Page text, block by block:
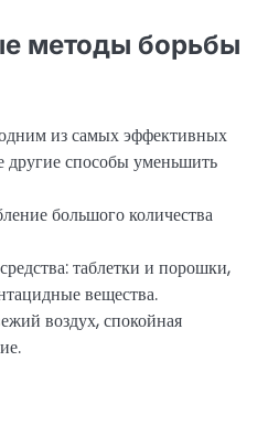
методы борьбы
из самых эффективных
другие способы уменьшить
большого количества
таблетки и порошки,
вещества.
воздух, спокойная